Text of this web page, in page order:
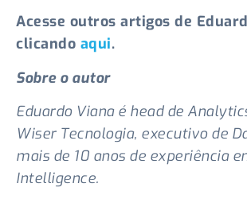
Acesse outros artigos de
clicando aqui.
Sobre o autor
Eduardo Viana é head de
Wiser Tecnologia, executivo de
mais de 10 anos de experiência
Intelligence.